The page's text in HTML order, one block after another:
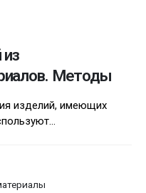
Методы
изделий, имеющих